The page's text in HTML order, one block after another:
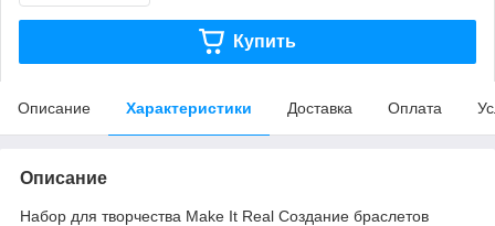
Купить
Описание Характеристики Доставка Оплата
Описание
Набор для творчества Make It Real Создание браслетов